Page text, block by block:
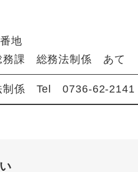
地
課 総務法制係 あて
係 Tel 0736-62-2141